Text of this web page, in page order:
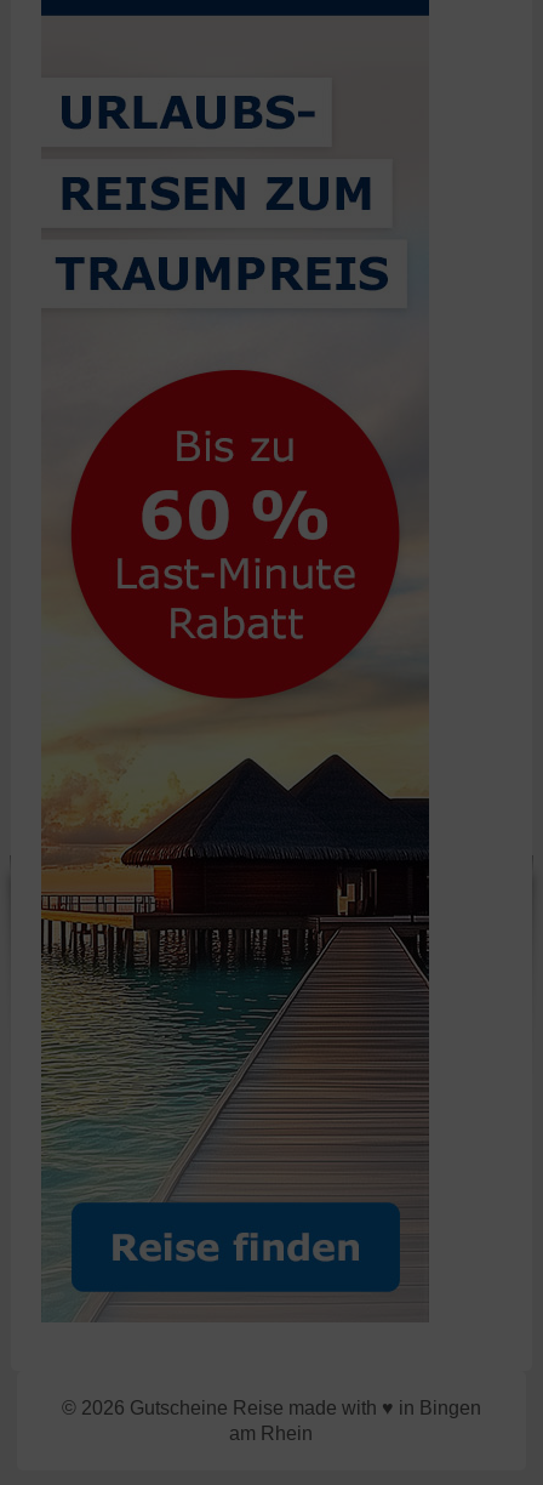
© 2026 Gutscheine Reise made with ♥ in Bingen
am Rhein